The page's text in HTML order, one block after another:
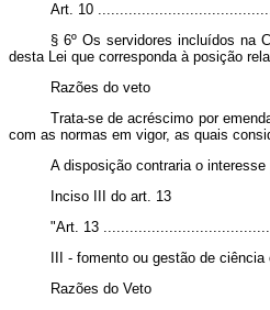
Art. 10
§ 6º Os servidores incluídos na
desta Lei que corresponda à posição
Razões do veto
Trata-se de acréscimo por
com as normas em vigor, as quais
A disposição contraria o interesse
Inciso III do art. 13
"Art. 13
III - fomento ou gestão de ciência
Razões do Veto